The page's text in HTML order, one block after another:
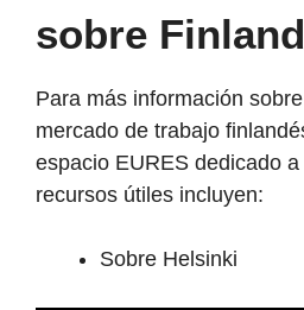
sobre
Para más información
mercado de trabajo
espacio EURES dedicado
recursos útiles incluyen:
Sobre Helsinki